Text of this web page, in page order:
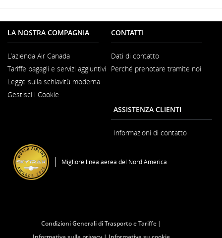
LA NOSTRA COMPAGNIA
L’azienda Air Canada
apre
in
una
Tariffe bagagli e servizi aggiuntivi
Legge sulla schiavitù moderna
nuova
finestra
Gestisci i Cookie
CONTATTI
Dati di contatto
Perché prenotare tramite noi
ASSISTENZA CLIENTI
Informazioni di contatto
Migliore linea aerea del Nord America
Condizioni Generali di Trasporto e Tariffe